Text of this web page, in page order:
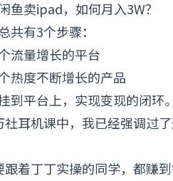
鱼卖ipad，如何月入3W？
共有3个步骤：
流量增长的平台
热度不断增长的产品
到平台上，实现变现的闭环。
耳机课中，我已经强调过
跟着丁丁实操的同学，都赚